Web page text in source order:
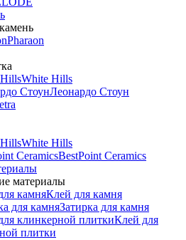
Pharaon
White Hills
Леонардо Стоун
White Hills
BestPoint Ceramics
материалы
Клей для камня
Затирка для камня
Клей для
плитки